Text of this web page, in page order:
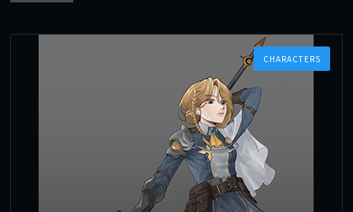
CHARACTERS